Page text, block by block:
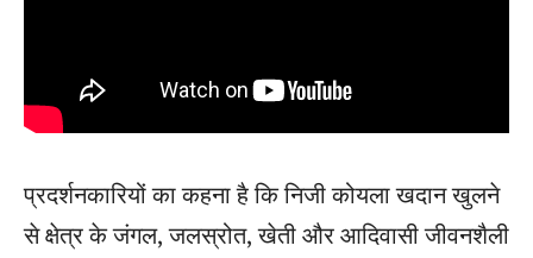
प्रदर्शनकारियों का कहना है कि निजी कोयला खदान खुलने
से क्षेत्र के जंगल, जलस्रोत, खेती और आदिवासी जीवनशैली